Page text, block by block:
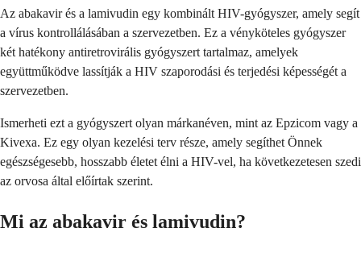
Az abakavir és a lamivudin egy kombinált HIV-gyógyszer, amely segít
a vírus kontrollálásában a szervezetben. Ez a vényköteles gyógyszer
két hatékony antiretrovirális gyógyszert tartalmaz, amelyek
együttműködve lassítják a HIV szaporodási és terjedési képességét a
szervezetben.
Ismerheti ezt a gyógyszert olyan márkanéven, mint az Epzicom vagy a
Kivexa. Ez egy olyan kezelési terv része, amely segíthet Önnek
egészségesebb, hosszabb életet élni a HIV-vel, ha következetesen szedi
az orvosa által előírtak szerint.
Mi az abakavir és lamivudin?